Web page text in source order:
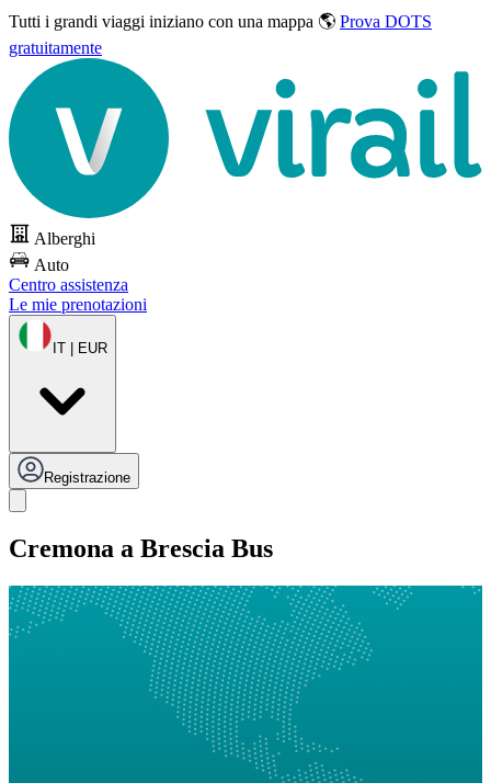
Tutti i grandi viaggi iniziano con una mappa 🌎 Prova DOTS
gratuitamente
Alberghi
Auto
Centro assistenza
Le mie prenotazioni
IT | EUR
Registrazione
Cremona a Brescia Bus